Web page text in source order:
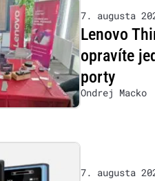
7. augusta
Lenovo
opravíte
porty
Ondrej Macko
7. augusta